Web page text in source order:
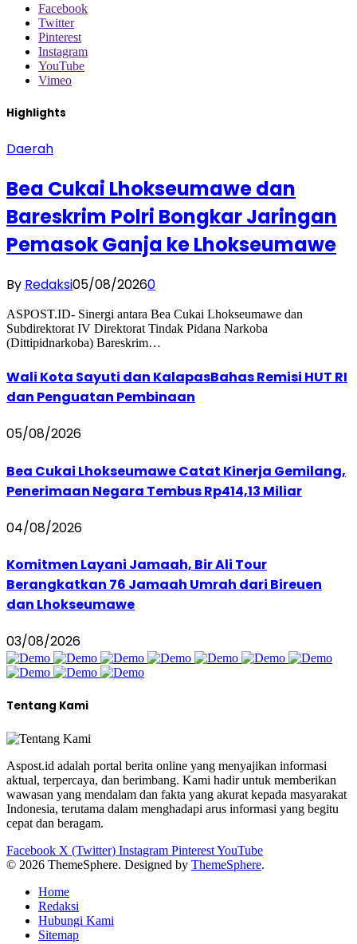
Facebook
Twitter
Pinterest
Instagram
YouTube
Vimeo
Highlights
Daerah
Bea Cukai Lhokseumawe dan
Bareskrim Polri Bongkar Jaringan
Pemasok Ganja ke Lhokseumawe
By Redaksi05/08/20260
ASPOST.ID- Sinergi antara Bea Cukai Lhokseumawe dan
Subdirektorat IV Direktorat Tindak Pidana Narkoba
(Dittipidnarkoba) Bareskrim…
Wali Kota Sayuti dan KalapasBahas Remisi HUT RI
dan Penguatan Pembinaan
05/08/2026
Bea Cukai Lhokseumawe Catat Kinerja Gemilang,
Penerimaan Negara Tembus Rp414,13 Miliar
04/08/2026
Komitmen Layani Jamaah, Bir Ali Tour
Berangkatkan 76 Jamaah Umrah dari Bireuen
dan Lhokseumawe
03/08/2026
Tentang Kami
Aspost.id adalah portal berita online yang menyajikan informasi
aktual, terpercaya, dan berimbang. Kami hadir untuk memberikan
wawasan yang mendalam dan fakta yang akurat kepada masyarakat
Indonesia, terutama dalam menghadapi arus informasi yang begitu
cepat dan beragam.
Facebook X (Twitter) Instagram PinterestYouTube
© 2026 ThemeSphere. Designed by ThemeSphere.
Home
Redaksi
Hubungi Kami
Sitemap